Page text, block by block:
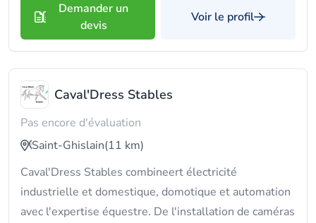
Demander un
devis
Voir le profil
Caval'Dress Stables
Pas encore d'évaluation
Saint-Ghislain(11 km)
Caval'Dress Stables combineert électricité
industrielle et domestique, domotique et automation
avec l'expertise équestre. De l'installation de caméras